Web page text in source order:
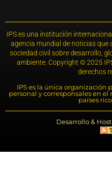
IPS es una institución
agencia mundial de noticias que
sociedad civil sobre desarrollo,
ambiente. Copyright © 2025
derechos
IPS es la única
personal y corresponsales en
países
Desarrollo &